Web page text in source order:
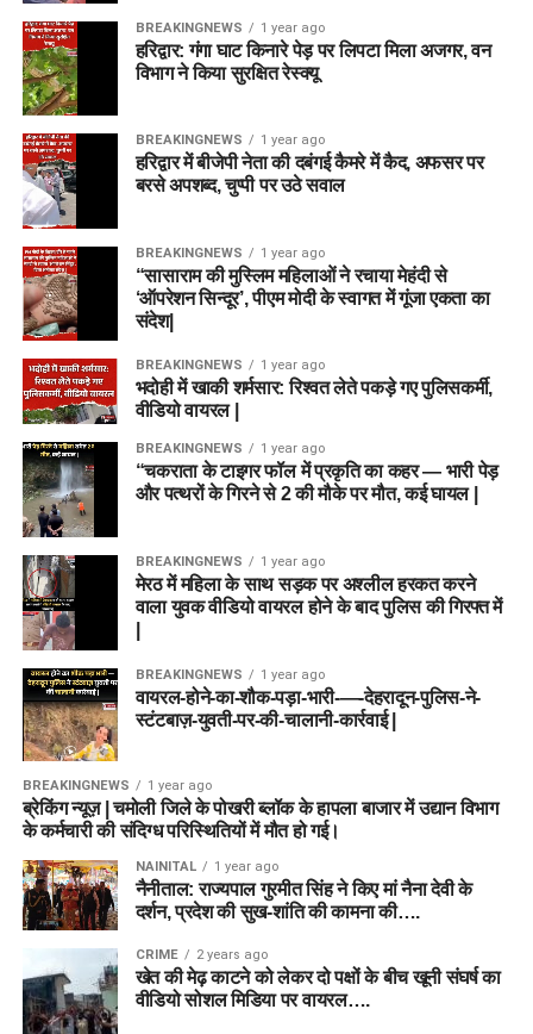
BREAKINGNEWS 1 year ago
हरिद्वार: गंगा घाट किनारे पेड़ पर लिपटा मिला अजगर, वन
विभाग ने किया सुरक्षित रेस्क्यू
BREAKINGNEWS 1 year ago
हरिद्वार में बीजेपी नेता की दबंगई कैमरे में कैद, अफसर पर
बरसे अपशब्द, चुप्पी पर उठे सवाल
BREAKINGNEWS 1 year ago
“सासाराम की मुस्लिम महिलाओं ने रचाया मेहंदी से
‘ऑपरेशन सिन्दूर’, पीएम मोदी के स्वागत में गूंजा एकता का
संदेश|
BREAKINGNEWS 1 year ago
भदोही में खाकी शर्मसार: रिश्वत लेते पकड़े गए पुलिसकर्मी,
वीडियो वायरल |
BREAKINGNEWS 1 year ago
“चकराता के टाइगर फॉल में प्रकृति का कहर — भारी पेड़
और पत्थरों के गिरने से 2 की मौके पर मौत, कई घायल |
BREAKINGNEWS 1 year ago
मेरठ में महिला के साथ सड़क पर अश्लील हरकत करने
वाला युवक वीडियो वायरल होने के बाद पुलिस की गिरफ्त में
BREAKINGNEWS 1 year ago
वायरल-होने-का-शौक-पड़ा-भारी-—-देहरादून-पुलिस-ने-
स्टंटबाज़-युवती-पर-की-चालानी-कार्रवाई |
BREAKINGNEWS 1 year ago
ब्रेकिंग न्यूज़ | चमोली जिले के पोखरी ब्लॉक के हापला बाजार में उद्यान विभाग
के कर्मचारी की संदिग्ध परिस्थितियों में मौत हो गई।
NAINITAL 1 year ago
नैनीताल: राज्यपाल गुरमीत सिंह ने किए मां नैना देवी के
दर्शन, प्रदेश की सुख-शांति की कामना की….
CRIME 2 years ago
खेत की मेढ़ काटने को लेकर दो पक्षों के बीच खूनी संघर्ष का
वीडियो सोशल मिडिया पर वायरल….